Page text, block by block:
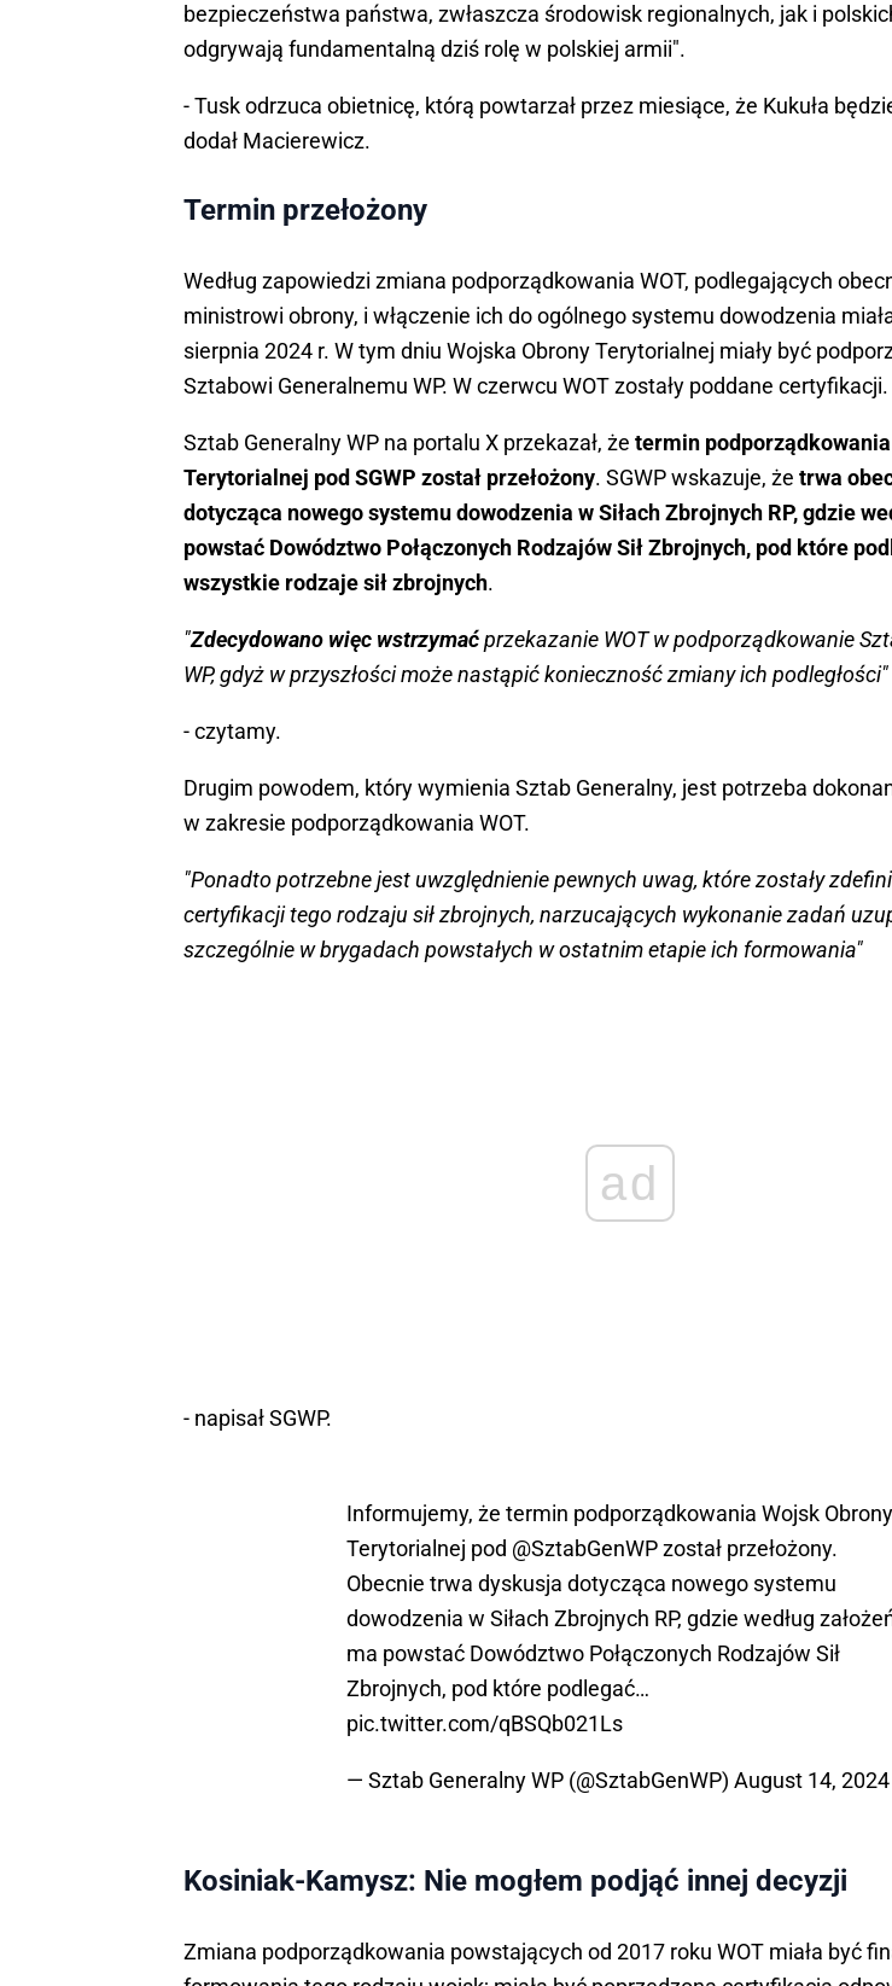
bezpieczeństwa państwa, zwłaszcza środowisk regionalnych, jak i
odgrywają fundamentalną dziś rolę w polskiej armii".
- Tusk odrzuca obietnicę, którą powtarzał przez miesiące, że Kukuła
dodał Macierewicz.
Termin przełożony
Według zapowiedzi zmiana podporządkowania WOT, podlegających
ministrowi obrony, i włączenie ich do ogólnego systemu dowodzenia
sierpnia 2024 r. W tym dniu Wojska Obrony Terytorialnej miały być
Sztabowi Generalnemu WP. W czerwcu WOT zostały poddane certyfikacji.
Sztab Generalny WP na portalu X przekazał, że termin
Terytorialnej pod SGWP został przełożony. SGWP wskazuje, że trwa
dotycząca nowego systemu dowodzenia w Siłach Zbrojnych RP, gdzie
powstać Dowództwo Połączonych Rodzajów Sił Zbrojnych, pod które
wszystkie rodzaje sił zbrojnych.
"Zdecydowano więc wstrzymaćprzekazanie WOT w podporządkowanie
WP, gdyż w przyszłości może nastąpić konieczność zmiany ich podległości"
- czytamy.
Drugim powodem, który wymienia Sztab Generalny, jest potrzeba
w zakresie podporządkowania WOT.
"Ponadto potrzebne jest uwzględnienie pewnych uwag, które zostały
certyfikacji tego rodzaju sił zbrojnych, narzucających wykonanie zadań
szczególnie w brygadach powstałych w ostatnim etapie ich formowania"
ad
- napisał SGWP.
Informujemy, że termin podporządkowania Wojsk Obrony
Terytorialnej pod @SztabGenWPzostał przełożony.
Obecnie trwa dyskusja dotycząca nowego systemu
dowodzenia w Siłach Zbrojnych RP, gdzie według
ma powstać Dowództwo Połączonych Rodzajów Sił
Zbrojnych, pod które podlegać…
pic.twitter.com/qBSQb021Ls
— Sztab Generalny WP (@SztabGenWP) August 14, 2024
Kosiniak-Kamysz: Nie mogłem podjąć innej decyzji
Zmiana podporządkowania powstających od 2017 roku WOT miała być